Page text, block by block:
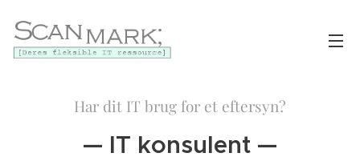
Har dit IT brug for et eftersyn?
— IT konsulent —